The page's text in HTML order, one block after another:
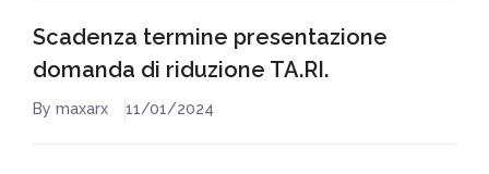
Scadenza termine presentazione
domanda di riduzione TA.RI.
By maxarx 11/01/2024